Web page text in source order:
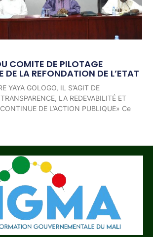
COMITE DE PILOTAGE
DE LA REFONDATION DE L’ETAT
YAYA GOLOGO, IL S’AGIT DE
LA REDEVABILITÉ ET
DE L’ACTION PUBLIQUE» Ce